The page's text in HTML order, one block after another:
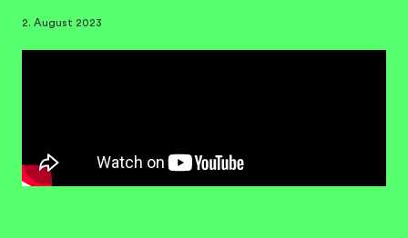
2. August 2023